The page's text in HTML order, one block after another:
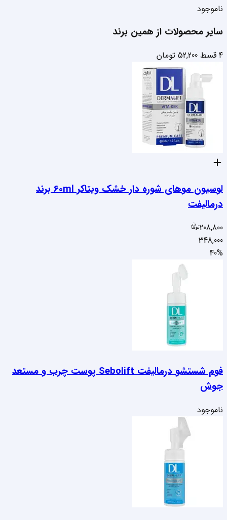
ناموجود
سایر محصولات از همین برند
۴ قسط 52,200 تومان
لوسیون موهای شوره دار خشک ویتاکر 60ml برند
درمالیفت
208,800
348,000
40%
فوم شستشو درمالیفت Sebolift پوست چرب و مستعد
جوش
ناموجود